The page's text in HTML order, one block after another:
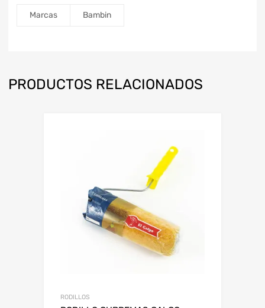
Marcas Bambin
PRODUCTOS RELACIONADOS
RODILLOS